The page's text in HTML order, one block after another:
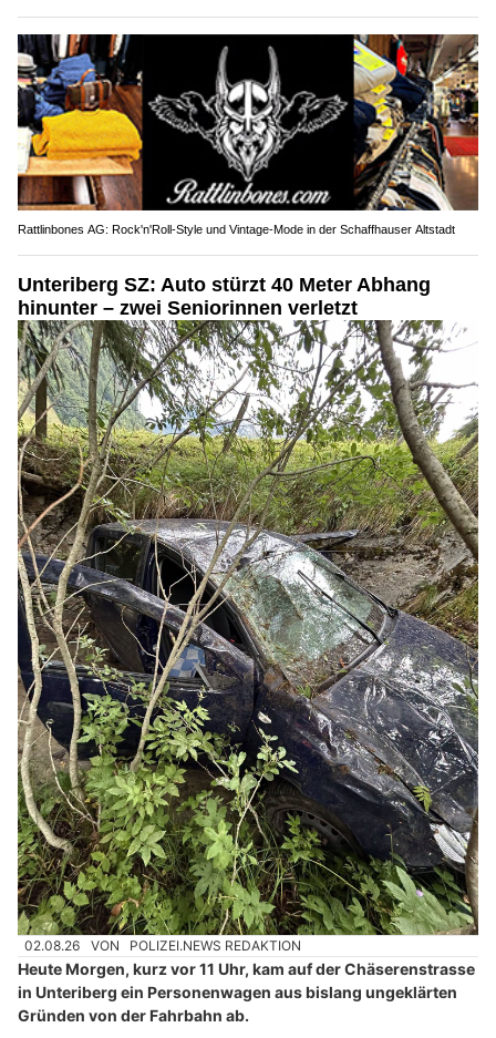
Rattlinbones AG: Rock'n'Roll-Style und Vintage-Mode in der Schaffhauser Altstadt
Unteriberg SZ: Auto stürzt 40 Meter Abhang
hinunter – zwei Seniorinnen verletzt
02.08.26 VON POLIZEI.NEWS REDAKTION
Heute Morgen, kurz vor 11 Uhr, kam auf der Chäserenstrasse
in Unteriberg ein Personenwagen aus bislang ungeklärten
Gründen von der Fahrbahn ab.